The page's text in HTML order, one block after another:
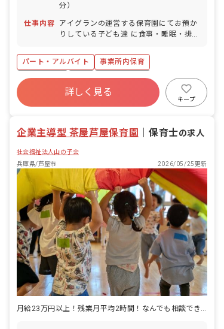
分）
仕事内容
アイグランの運営する保育園にてお預か
りしている子ども達 に食事・睡眠・排
活習慣 を教えたり、集団生活を通じて社
会性を養わせたり、行事の計画 ・実行や
お知らせの作成をしたり等多岐にわたっ
たお仕事をお願 いします。子ども達の成
長に携わる、やりがいあるお仕事です。
パート・アルバイト
事業所内保育
ブランクOK
有給
福利厚生充実
昇給昇進あり
産休育休制度
未経験歓迎
詳しく見る
キープ
企業主導型 茶屋芦屋保育園 保育士の求人
社会福祉法人山の子会
兵庫県/芦屋市
2026/05/25更新
月給23万円以上！残業月平均2時間！なんでも相談できる職場です！